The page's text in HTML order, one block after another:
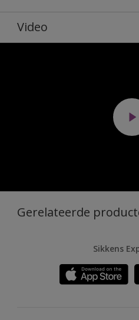
Video
Gerelateerde
Sikkens